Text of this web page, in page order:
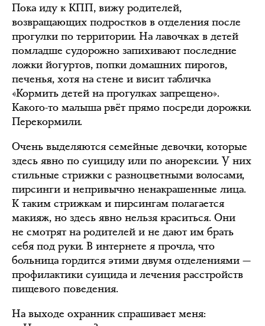
Пока иду к КПП, вижу родителей,
возвращающих подростков в отделения после
прогулки по территории. На лавочках в детей
помладше судорожно запихивают последние
ложки йогуртов, попки домашних пирогов,
печенья, хотя на стене и висит табличка
«Кормить детей на прогулках запрещено».
Какого-то малыша рвёт прямо посреди дорожки.
Перекормили.
Очень выделяются семейные девочки, которые
здесь явно по суициду или по анорексии. У них
стильные стрижки с разноцветными волосами,
пирсинги и непривычно ненакрашенные лица.
К таким стрижкам и пирсингам полагается
макияж, но здесь явно нельзя краситься. Они
не смотрят на родителей и не дают им брать
себя под руки. В интернете я прочла, что
больница гордится этими двумя отделениями —
профилактики суицида и лечения расстройств
пищевого поведения.
На выходе охранник спрашивает меня: